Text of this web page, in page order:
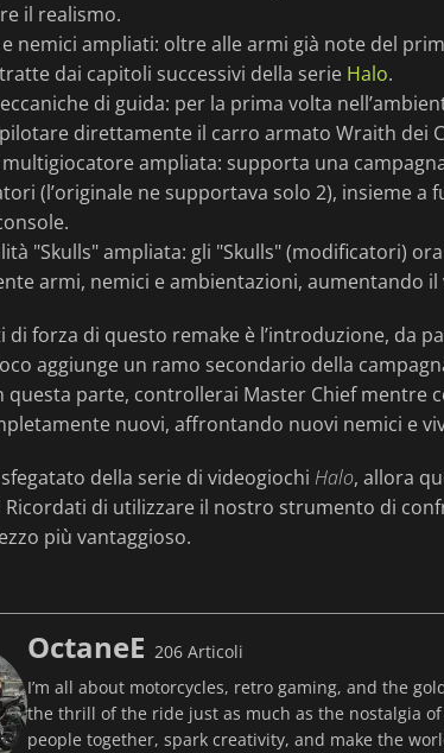
il realismo.
nemici ampliati: oltre alle armi già note del
dai capitoli successivi della serie Halo.
di guida: per la prima volta
direttamente il carro armato Wraith dei
ampliata: supporta una
(l’originale ne supportava solo 2), insieme
"Skulls" ampliata: gli "Skulls" (modificatori)
armi, nemici e ambientazioni, aumentando
di forza di questo remake è l’introduzione, da
aggiunge un ramo secondario della
questa parte, controllerai Master Chief mentre
nuovi, affrontando nuovi nemici e
della serie di videogiochi Halo, allora
Ricordati di utilizzare il nostro strumento di
più vantaggioso.
OctaneE 206 Articoli
I’m all about motorcycles, retro gaming, and the
the thrill of the ride just as much as the nostalgia
people together, spark creativity, and make the